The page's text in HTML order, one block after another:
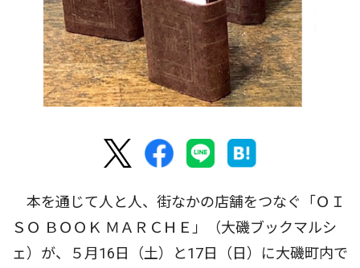
本を通じて人と人、街なかの店舗をつなぐ「ＯＩ
ＳＯ ＢＯＯＫ ＭＡＲＣＨＥ」（大磯ブックマルシ
ェ）が、５月16日（土）と17日（日）に大磯町内で